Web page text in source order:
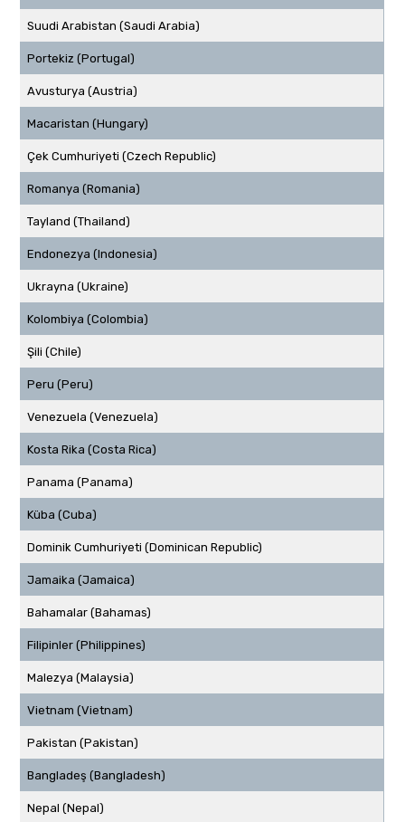
Suudi Arabistan (Saudi Arabia)
Portekiz (Portugal)
Avusturya (Austria)
Macaristan (Hungary)
Çek Cumhuriyeti (Czech Republic)
Romanya (Romania)
Tayland (Thailand)
Endonezya (Indonesia)
Ukrayna (Ukraine)
Kolombiya (Colombia)
Şili (Chile)
Peru (Peru)
Venezuela (Venezuela)
Kosta Rika (Costa Rica)
Panama (Panama)
Küba (Cuba)
Dominik Cumhuriyeti (Dominican Republic)
Jamaika (Jamaica)
Bahamalar (Bahamas)
Filipinler (Philippines)
Malezya (Malaysia)
Vietnam (Vietnam)
Pakistan (Pakistan)
Bangladeş (Bangladesh)
Nepal (Nepal)